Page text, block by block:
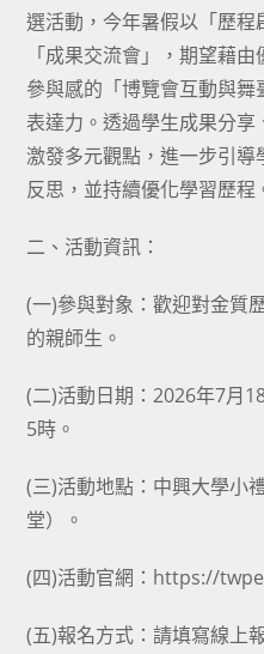
選活動，今年暑假以「歷
「成果交流會」，期望藉
參與感的「博覽會互動與
表達力。透過學生成果分享
激發多元觀點，進一步引
反思，並持續優化學習歷程
二、活動資訊：
(一)參與對象：歡迎對金質
的親師生。
(二)活動日期：2026年7月
5時。
(三)活動地點：中興大學小
堂）。
(四)活動官網：https://
(五)報名方式：請填寫線上